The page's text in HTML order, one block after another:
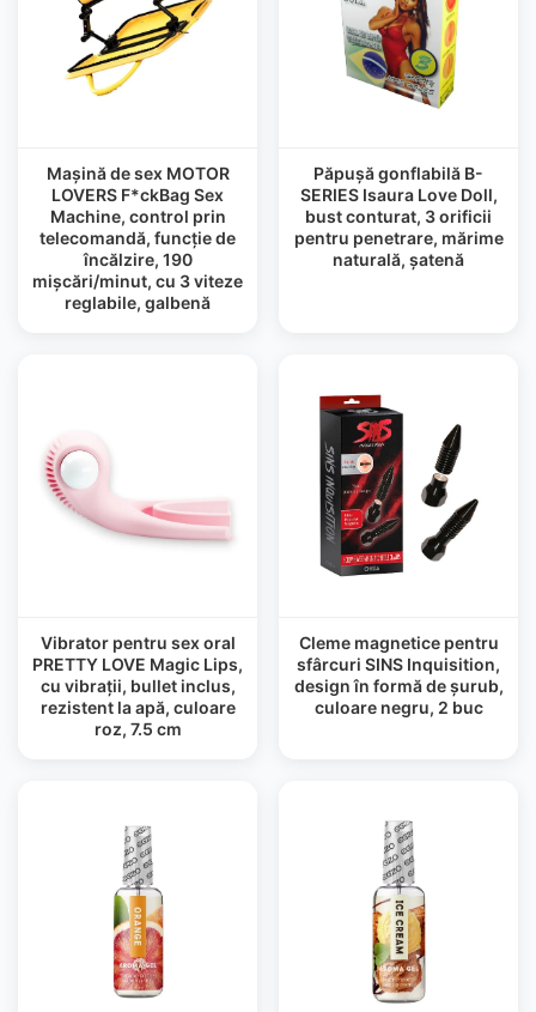
Mașină de sex MOTOR
LOVERS F*ckBag Sex
Machine, control prin
telecomandă, funcție de
încălzire, 190
mișcări/minut, cu 3 viteze
reglabile, galbenă
Păpușă gonflabilă B-
SERIES Isaura Love Doll,
bust conturat, 3 orificii
pentru penetrare, mărime
naturală, șatenă
Vibrator pentru sex oral
PRETTY LOVE Magic Lips,
cu vibrații, bullet inclus,
rezistent la apă, culoare
roz, 7.5 cm
Cleme magnetice pentru
sfârcuri SINS Inquisition,
design în formă de șurub,
culoare negru, 2 buc